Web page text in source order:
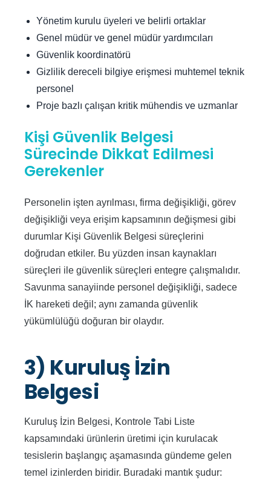
Yönetim kurulu üyeleri ve belirli ortaklar
Genel müdür ve genel müdür yardımcıları
Güvenlik koordinatörü
Gizlilik dereceli bilgiye erişmesi muhtemel teknik
personel
Proje bazlı çalışan kritik mühendis ve uzmanlar
Kişi Güvenlik Belgesi
Sürecinde Dikkat Edilmesi
Gerekenler
Personelin işten ayrılması, firma değişikliği, görev
değişikliği veya erişim kapsamının değişmesi gibi
durumlar Kişi Güvenlik Belgesi süreçlerini
doğrudan etkiler. Bu yüzden insan kaynakları
süreçleri ile güvenlik süreçleri entegre çalışmalıdır.
Savunma sanayiinde personel değişikliği, sadece
İK hareketi değil; aynı zamanda güvenlik
yükümlülüğü doğuran bir olaydır.
3) Kuruluş İzin
Belgesi
Kuruluş İzin Belgesi, Kontrole Tabi Liste
kapsamındaki ürünlerin üretimi için kurulacak
tesislerin başlangıç aşamasında gündeme gelen
temel izinlerden biridir. Buradaki mantık şudur: